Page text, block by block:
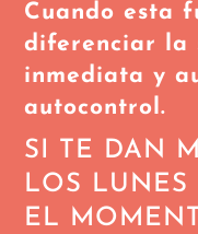
Cuando esta
diferenciar la
inmediata y
autocontrol.
SI TE DAN
LOS LUNES
EL